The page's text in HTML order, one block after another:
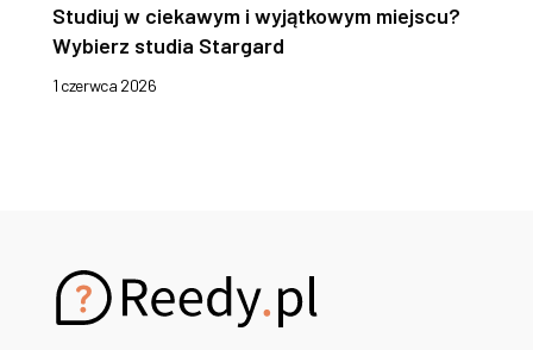
Studiuj w ciekawym i wyjątkowym miejscu?
Wybierz studia Stargard
1 czerwca 2026